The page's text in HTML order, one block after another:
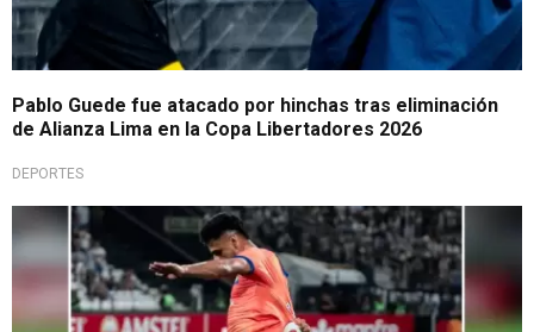
Pablo Guede fue atacado por hinchas tras eliminación
de Alianza Lima en la Copa Libertadores 2026
DEPORTES
Picante